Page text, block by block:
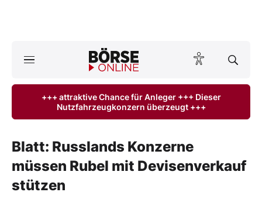
ktuelle Ausgabe BÖRSE ONLINE lesen
Finanz-Check
+++ attraktive Chance für Anleger +++ Dieser
Nutzfahrzeugkonzern überzeugt +++
Blatt: Russlands Konzerne
müssen Rubel mit Devisenverkauf
stützen